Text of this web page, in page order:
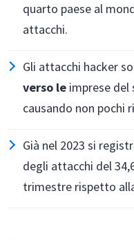
quarto paese al
attacchi.
Gli attacchi hacker
verso le imprese
causando non pochi
Già nel 2023 si
degli attacchi del
trimestre rispetto